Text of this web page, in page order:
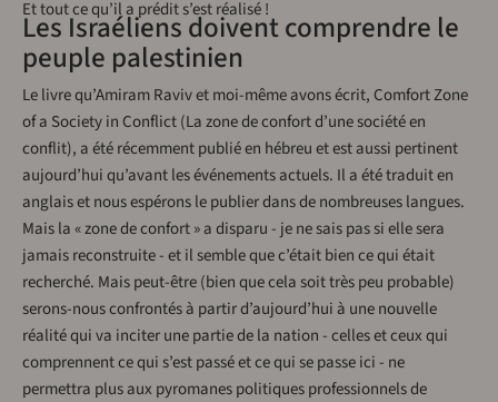
Et tout ce qu’il a prédit s’est réalisé !
Les Israéliens doivent comprendre le
peuple palestinien
Le livre qu’Amiram Raviv et moi-même avons écrit, Comfort Zone
of a Society in Conflict (La zone de confort d’une société en
conflit), a été récemment publié en hébreu et est aussi pertinent
aujourd’hui qu’avant les événements actuels. Il a été traduit en
anglais et nous espérons le publier dans de nombreuses langues.
Mais la « zone de confort » a disparu - je ne sais pas si elle sera
jamais reconstruite - et il semble que c’était bien ce qui était
recherché. Mais peut-être (bien que cela soit très peu probable)
serons-nous confrontés à partir d’aujourd’hui à une nouvelle
réalité qui va inciter une partie de la nation - celles et ceux qui
comprennent ce qui s’est passé et ce qui se passe ici - ne
permettra plus aux pyromanes politiques professionnels de